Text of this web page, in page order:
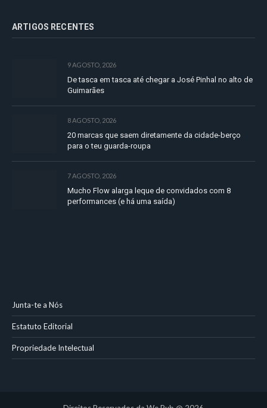
ARTIGOS RECENTES
9 AGOSTO, 2026
De tasca em tasca até chegar a José Pinhal no alto de
Guimarães
8 AGOSTO, 2026
20 marcas que saem diretamente da cidade-berço
para o teu guarda-roupa
7 AGOSTO, 2026
Mucho Flow alarga leque de convidados com 8
performances (e há uma saída)
Junta-te a Nós
Estatuto Editorial
Propriedade Intelectual